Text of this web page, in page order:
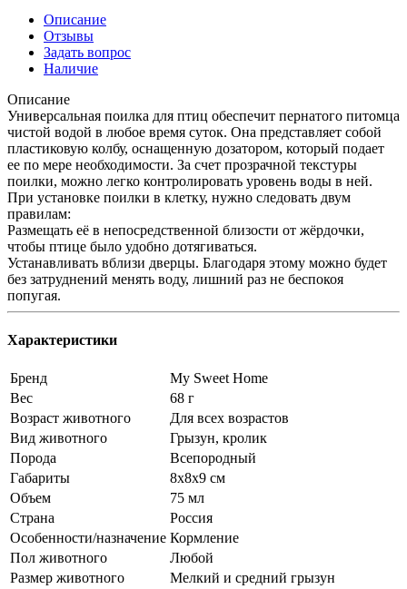
Описание
Отзывы
Задать вопрос
Наличие
Описание
Универсальная поилка для птиц обеспечит пернатого питомца
чистой водой в любое время суток. Она представляет собой
пластиковую колбу, оснащенную дозатором, который подает
ее по мере необходимости. За счет прозрачной текстуры
поилки, можно легко контролировать уровень воды в ней.
При установке поилки в клетку, нужно следовать двум
правилам:
Размещать её в непосредственной близости от жёрдочки,
чтобы птице было удобно дотягиваться.
Устанавливать вблизи дверцы. Благодаря этому можно будет
без затруднений менять воду, лишний раз не беспокоя
попугая.
Характеристики
Бренд
My Sweet Home
Вес
68 г
Возраст животного
Для всех возрастов
Вид животного
Грызун, кролик
Порода
Всепородный
Габариты
8х8х9 см
Объем
75 мл
Страна
Россия
Особенности/назначение Кормление
Пол животного
Любой
Размер животного
Мелкий и средний грызун